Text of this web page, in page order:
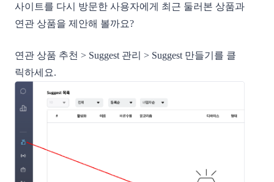
사이트를 다시 방문한 사용자에게 최근 둘러본 상품과
연관 상품을 제안해 볼까요?
연관 상품 추천 > Suggest 관리 > Suggest 만들기를 클
릭하세요.